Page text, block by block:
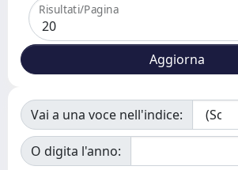
Risultati/Pagina
Vai a una voce nell'indice:
O digita l'anno: